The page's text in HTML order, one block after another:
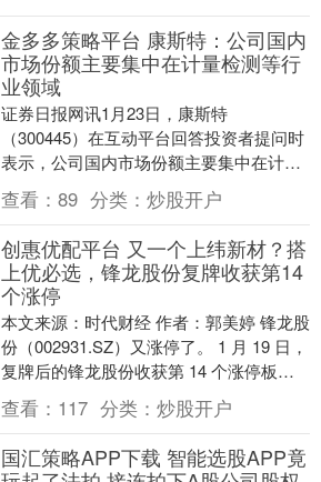
金多多策略平台 康斯特：公司国内
市场份额主要集中在计量检测等行
业领域
证券日报网讯1月23日，康斯特
（300445）在互动平台回答投资者提问时
表示，公司国内市场份额主要集中在计量
检测、发电及电网、石油及天然气及冶金
机械装备等行业领....
查看： 89 分类： 炒股开户
创惠优配平台 又一个上纬新材？搭
上优必选，锋龙股份复牌收获第14
个涨停
本文来源：时代财经 作者：郭美婷 锋龙股
份（002931.SZ）又涨停了。 1 月 19 日，
复牌后的锋龙股份收获第 14 个涨停板，
报 67.97 元 / 股....
查看： 117 分类： 炒股开户
国汇策略APP下载 智能选股APP竟